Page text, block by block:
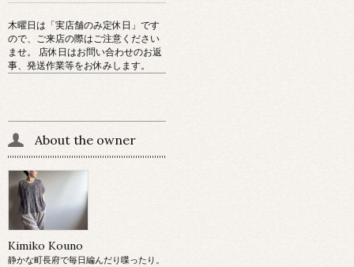
木曜日は「実店舗のみ定休日」です
ので、ご来店の際はご注意ください
ませ。 店休日はお問い合わせのお返
事、発送作業等をお休みします。
About the owner
Kimiko Kouno
静かな町長府で毎日編んだり喋ったり。